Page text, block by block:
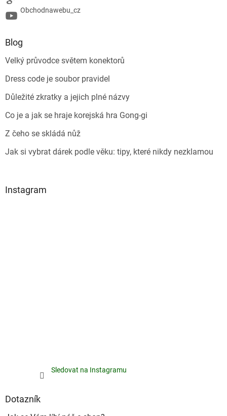
Obchodnawebu_cz
Blog
Velký průvodce světem konektorů
Dress code je soubor pravidel
Důležité zkratky a jejich plné názvy
Co je a jak se hraje korejská hra Gong-gi
Z čeho se skládá nůž
Jak si vybrat dárek podle věku: tipy, které nikdy nezklamou
Instagram
Sledovat na Instagramu
Dotazník